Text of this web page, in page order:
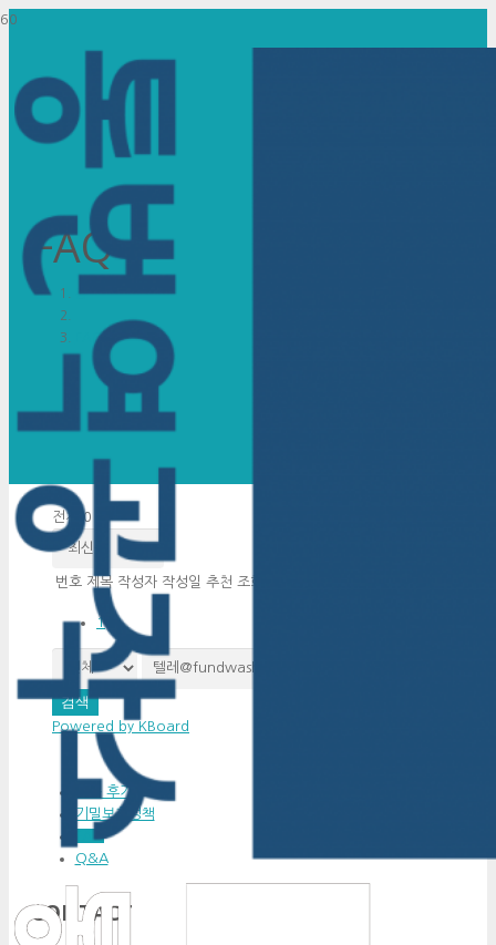
FAQ
홈
FAQ
전체 0
번호 제목 작성자 작성일 추천 조회
1
검색
Powered by KBoard
이용 후기
기밀보호정책
Q&A
CONTACT